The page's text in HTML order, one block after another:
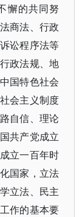
懈的共同努
商法、行政
讼程序法等
政法规、地
国特色社会
会主义制度
自信、理论
共产党成立
立一百年时
国家，立法
立法、民主
作的基本要